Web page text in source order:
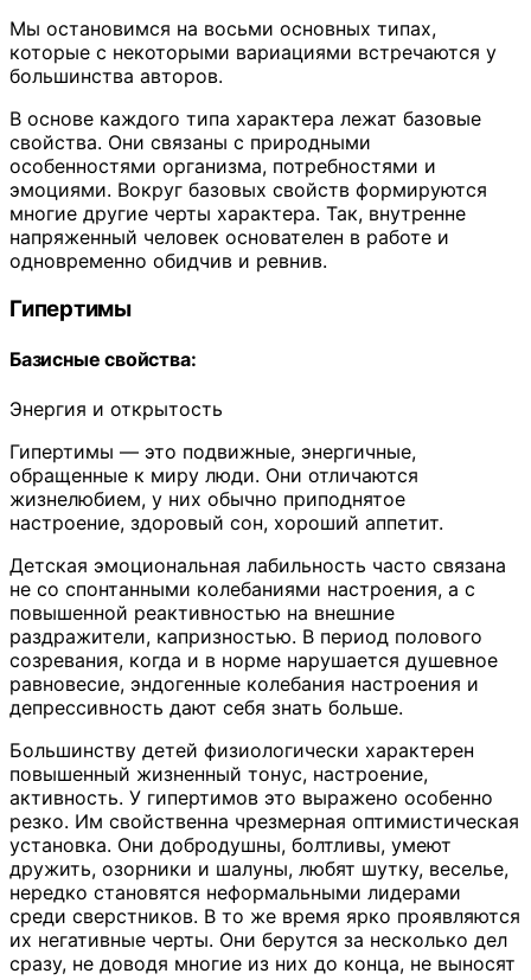
Мы остановимся на восьми основных типах,
которые с некоторыми вариациями встречаются у
большинства авторов.
В основе каждого типа характера лежат базовые
свойства. Они связаны с природными
особенностями организма, потребностями и
эмоциями. Вокруг базовых свойств формируются
многие другие черты характера. Так, внутренне
напряженный человек основателен в работе и
одновременно обидчив и ревнив.
Гипертимы
Базисные свойства:
Энергия и открытость
Гипертимы — это подвижные, энергичные,
обращенные к миру люди. Они отличаются
жизнелюбием, у них обычно приподнятое
настроение, здоровый сон, хороший аппетит.
Детская эмоциональная лабильность часто связана
не со спонтанными колебаниями настроения, а с
повышенной реактивностью на внешние
раздражители, капризностью. В период полового
созревания, когда и в норме нарушается душевное
равновесие, эндогенные колебания настроения и
депрессивность дают себя знать больше.
Большинству детей физиологически характерен
повышенный жизненный тонус, настроение,
активность. У гипертимов это выражено особенно
резко. Им свойственна чрезмерная оптимистическая
установка. Они добродушны, болтливы, умеют
дружить, озорники и шалуны, любят шутку, веселье,
нередко становятся неформальными лидерами
среди сверстников. В то же время ярко проявляются
их негативные черты. Они берутся за несколько дел
сразу, не доводя многие из них до конца, не выносят